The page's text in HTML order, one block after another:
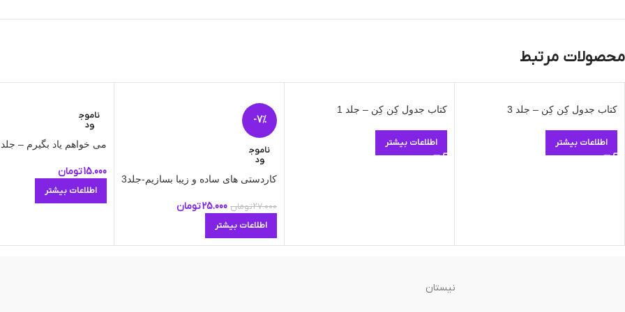
محصولات مرتبط
کتاب جدول کِن کِن – جلد 3
اطلاعات بیشتر
کتاب جدول کِن کِن – جلد 1
اطلاعات بیشتر
-7%
ناموج
ود
کاردستی های ساده و زیبا بسازیم-جلد3
27.000تومان 25.000تومان
اطلاعات بیشتر
ناموج
ود
می خواهم یاد بگیرم – جلد 5
15.000تومان
اطلاعات بیشتر
نیستان